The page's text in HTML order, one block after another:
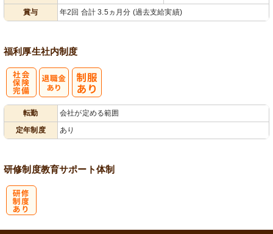
賞与
年2回 合計 3.5ヵ月分 (過去支給実績)
福利厚生社内制度
転勤
会社が定める範囲
定年制度
あり
研修制度教育サポート体制